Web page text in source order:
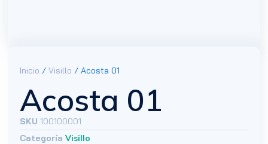
Inicio /Visillo / Acosta 01
Acosta 01
SKU100100001
Categoría Visillo